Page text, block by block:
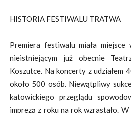
HISTORIA FESTIWALU TRATWA
Premiera festiwalu miała
nieistniejącym już obecnie
Koszutce. Na koncerty z udziałem
około 500 osób. Niewątpliwy
katowickiego przeglądu
imprezą z roku na rok wzrastało.